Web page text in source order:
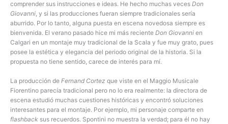
comprender sus instrucciones e ideas. He hecho muchas veces Don
Giovanni , y si las producciones fueran siempre tradicionales sería
aburrido. Por lo tanto, alguna puesta en escena novedosa siempre es
bienvenida. El verano pasado hice mi más reciente Don Giovanni en
Calgari en un montaje muy tradicional de la Scala y fue muy grato, pues
posee la estética y elegancia del periodo original de la historia. Si la
propuesta no tiene sentido, carece de interés para mí.
La producción de Fernand Cortez que viste en el Maggio Musicale
Fiorentino parecía tradicional pero no lo era realmente: la directora de
escena estudió muchas cuestiones históricas y encontró soluciones
interesantes para el montaje. Por ejemplo, mi personaje comparte en
flashback sus recuerdos. Spontini no muestra la verdad; para él no hay